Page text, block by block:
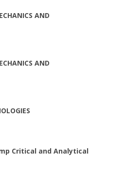
AND
AND
Critical and Analytical